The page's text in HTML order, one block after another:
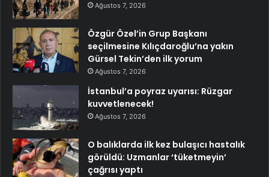
Ağustos 7, 2026
Özgür Özel’in Grup Başkanı
seçilmesine Kılıçdaroğlu’na yakın
Gürsel Tekin’den ilk yorum
Ağustos 7, 2026
İstanbul’a poyraz uyarısı: Rüzgar
kuvvetlenecek!
Ağustos 7, 2026
O balıklarda ilk kez bulaşıcı hastalık
görüldü: Uzmanlar ‘tüketmeyin’
çağrısı yaptı